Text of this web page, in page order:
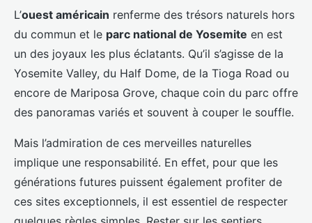
L’ouest américain renferme des trésors naturels hors
du commun et le parc national de Yosemite en est
un des joyaux les plus éclatants. Qu’il s’agisse de la
Yosemite Valley, du Half Dome, de la Tioga Road ou
encore de Mariposa Grove, chaque coin du parc offre
des panoramas variés et souvent à couper le souffle.
Mais l’admiration de ces merveilles naturelles
implique une responsabilité. En effet, pour que les
générations futures puissent également profiter de
ces sites exceptionnels, il est essentiel de respecter